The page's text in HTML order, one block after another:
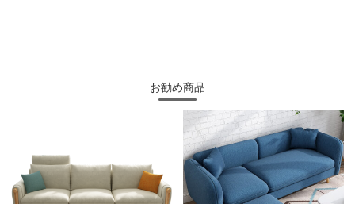
お勧め商品